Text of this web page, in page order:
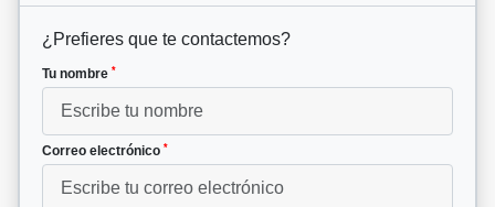
¿Prefieres que te contactemos?
Tu nombre *
Correo electrónico *